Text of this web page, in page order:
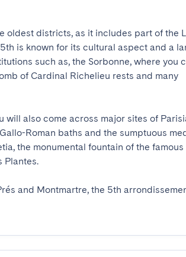
oldest districts, as it includes part of the
is known for its cultural aspect and a
such as, the Sorbonne, where you
of Cardinal Richelieu rests and many
also come across major sites of
Roman baths and the sumptuous
the monumental fountain of the famous
Plantes.
and Montmartre, the 5th